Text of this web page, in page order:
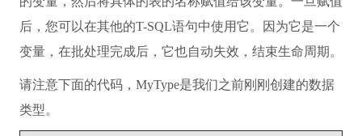
后，您可以在其他的T-SQL语句中使用它。因为它是一个
变量，在批处理完成后，它也自动失效，结束生命周期。
请注意下面的代码，MyType是我们之前刚刚创建的数据
类型。